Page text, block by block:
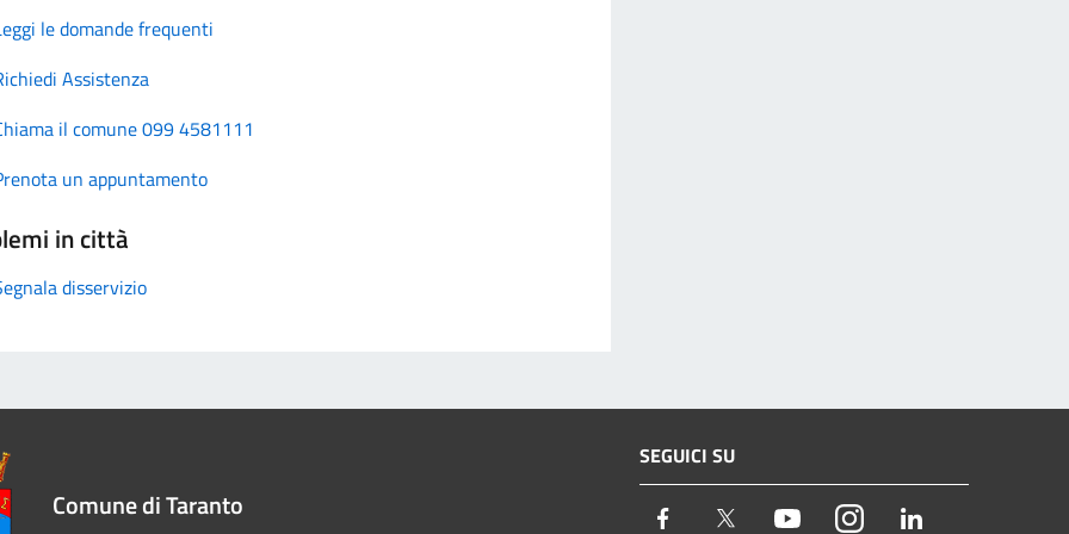
le domande frequenti
Assistenza
il comune 099 4581111
un appuntamento
in città
disservizio
Comune di Taranto
SEGUICI SU
Facebook Twitter YoutubeInstagram